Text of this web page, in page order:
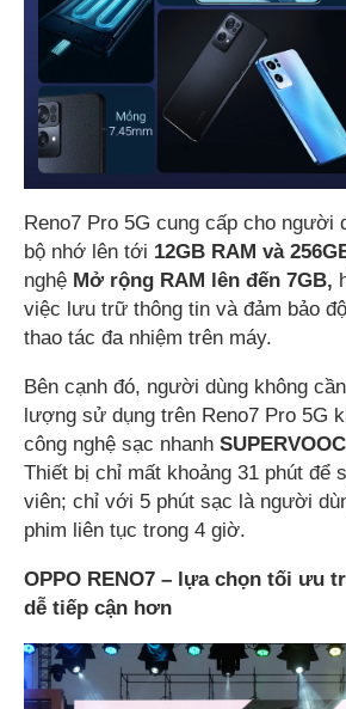
Reno7 Pro 5G cung cấp cho người
bộ nhớ lên tới 12GB RAM và
nghệ Mở rộng RAM lên đến 7GB,
việc lưu trữ thông tin và đảm bảo
thao tác đa nhiệm trên máy.
Bên cạnh đó, người dùng không
lượng sử dụng trên Reno7 Pro 5G
công nghệ sạc nhanh
Thiết bị chỉ mất khoảng 31 phút để
viên; chỉ với 5 phút sạc là người
phim liên tục trong 4 giờ.
OPPO RENO7 – lựa chọn tối ưu
dễ tiếp cận hơn